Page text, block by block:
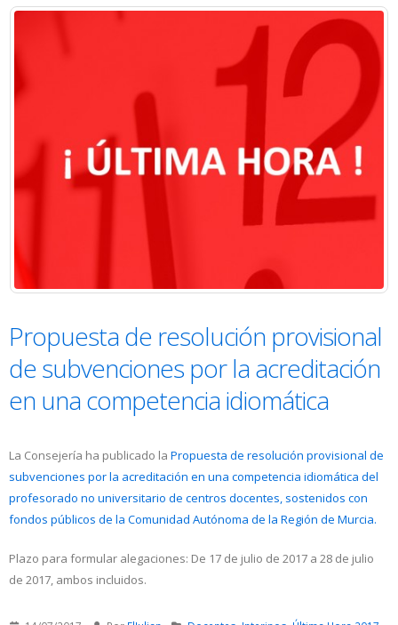
Propuesta de resolución provisional
de subvenciones por la acreditación
en una competencia idiomática
La Consejería ha publicado la Propuesta de resolución provisional de
subvenciones por la acreditación en una competencia idiomática del
profesorado no universitario de centros docentes, sostenidos con
fondos públicos de la Comunidad Autónoma de la Región de Murcia.
Plazo para formular alegaciones: De 17 de julio de 2017 a 28 de julio
de 2017, ambos incluidos.